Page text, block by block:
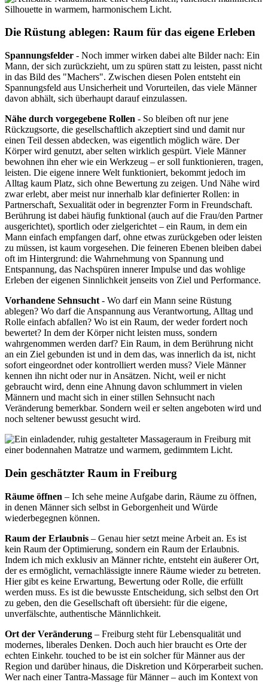
Die Rüstung ablegen: Raum für das eigene Erleben
Spannungsfelder - Noch immer wirken dabei alte Bilder nach: Ein
Mann, der sich zurückzieht, um zu spüren statt zu leisten, passt nicht
in das Bild des "Machers". Zwischen diesen Polen entsteht ein
Spannungsfeld aus Unsicherheit und Vorurteilen, das viele Männer
davon abhält, sich überhaupt darauf einzulassen.
Nähe durch vorgegebene Rollen - So bleiben oft nur jene
Rückzugsorte, die gesellschaftlich akzeptiert sind und damit nur
einen Teil dessen abdecken, was eigentlich möglich wäre. Der
Körper wird genutzt, aber selten wirklich gespürt. Viele Männer
bewohnen ihn eher wie ein Werkzeug – er soll funktionieren, tragen,
leisten. Die eigene innere Welt funktioniert, bekommt jedoch im
Alltag kaum Platz, sich ohne Bewertung zu zeigen. Und Nähe wird
zwar erlebt, aber meist nur innerhalb klar definierter Rollen: in
Partnerschaft, Sexualität oder in begrenzter Form in Freundschaft.
Berührung ist dabei häufig funktional (auch auf die Frau/den Partner
ausgerichtet), sportlich oder zielgerichtet – ein Raum, in dem ein
Mann einfach empfangen darf, ohne etwas zurückgeben oder leisten
zu müssen, ist kaum vorgesehen. Die feineren Ebenen bleiben dabei
oft im Hintergrund: die Wahrnehmung von Spannung und
Entspannung, das Nachspüren innerer Impulse und das wohlige
Erleben der eigenen Sinnlichkeit jenseits von Ziel und Performance.
Vorhandene Sehnsucht - Wo darf ein Mann seine Rüstung
ablegen? Wo darf die Anspannung aus Verantwortung, Alltag und
Rolle einfach abfallen? Wo ist ein Raum, der weder fordert noch
bewertet? In dem der Körper nicht leisten muss, sondern
wahrgenommen werden darf? Ein Raum, in dem Berührung nicht
an ein Ziel gebunden ist und in dem das, was innerlich da ist, nicht
sofort eingeordnet oder kontrolliert werden muss? Viele Männer
kennen ihn nicht oder nur in Ansätzen. Nicht, weil er nicht
gebraucht wird, denn eine Ahnung davon schlummert in vielen
Männern und macht sich in einer stillen Sehnsucht nach
Veränderung bemerkbar. Sondern weil er selten angeboten wird und
noch seltener bewusst gesucht wird.
Dein geschätzter Raum in Freiburg
Räume öffnen – Ich sehe meine Aufgabe darin, Räume zu öffnen,
in denen Männer sich selbst in Geborgenheit und Würde
wiederbegegnen können.
Raum der Erlaubnis – Genau hier setzt meine Arbeit an. Es ist
kein Raum der Optimierung, sondern ein Raum der Erlaubnis.
Indem ich mich exklusiv an Männer richte, entsteht ein äußerer Ort,
der es ermöglicht, vernachlässigte innere Räume wieder zu betreten.
Hier gibt es keine Erwartung, Bewertung oder Rolle, die erfüllt
werden muss. Es ist die bewusste Entscheidung, sich selbst den Ort
zu geben, den die Gesellschaft oft übersieht: für die eigene,
unverfälschte, authentische Männlichkeit.
Ort der Veränderung – Freiburg steht für Lebensqualität und
modernes, liberales Denken. Doch auch hier braucht es Orte der
echten Einkehr. touched to be ist ein solcher für Männer aus der
Region und darüber hinaus, die Diskretion und Körperarbeit suchen.
Wer nach einer Tantra-Massage für Männer – auch im Kontext von